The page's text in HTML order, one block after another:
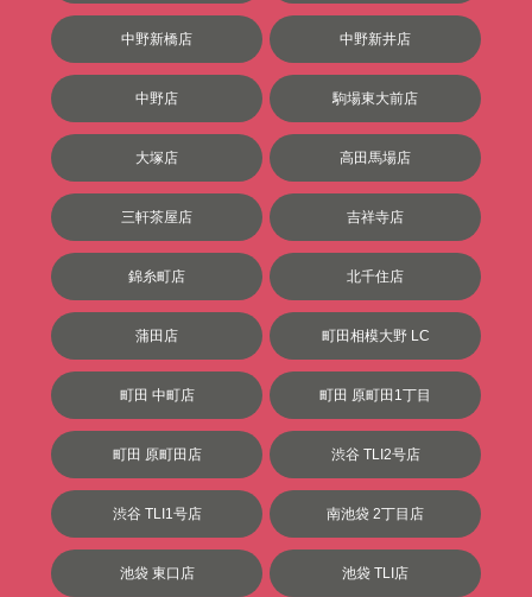
中野新橋店 中野新井店
中野店 駒場東大前店
大塚店 高田馬場店
三軒茶屋店 吉祥寺店
錦糸町店 北千住店
蒲田店 町田相模大野 LC
町田 中町店 町田 原町田1丁目
町田 原町田店 渋谷 TLI2号店
渋谷 TLI1号店 南池袋 2丁目店
池袋 東口店 池袋 TLI店